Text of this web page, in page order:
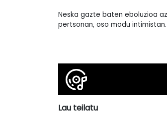
Neska gazte baten eboluzioa
pertsonan, oso modu intimistan.
Lau teilatu